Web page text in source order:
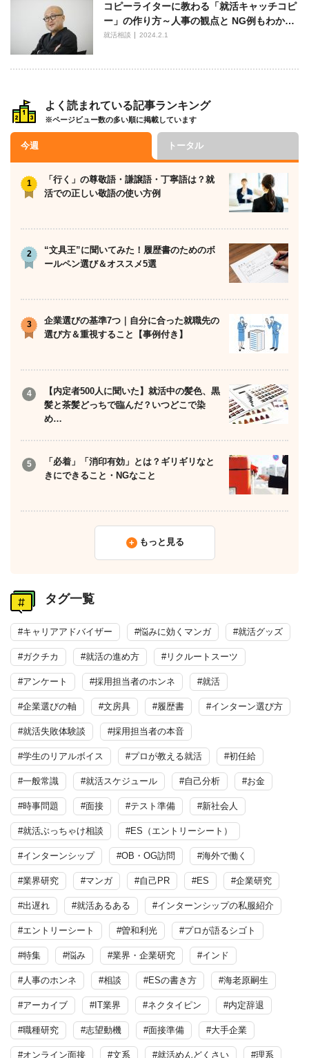
コピーライターに教わる「就活キャッチコピ
ー」の作り方～人事の観点と NG例もわか…
就活相談 2024.2.1
よく読まれている記事ランキング
※ページビュー数の多い順に掲載しています
今週 トータル
「行く」の尊敬語・謙譲語・丁寧語は？就
活での正しい敬語の使い方例
“文具王”に聞いてみた！履歴書のためのボ
ールペン選び＆オススメ5選
企業選びの基準7つ｜自分に合った就職先の
選び方＆重視すること【事例付き】
【内定者500人に聞いた】就活中の髪色、黒
髪と茶髪どっちで臨んだ？いつどこで染
め…
「必着」「消印有効」とは？ギリギリなと
きにできること・NGなこと
もっと見る
タグ一覧
#キャリアアドバイザー #悩みに効くマンガ #就活グッズ
#ガクチカ #就活の進め方 #リクルートスーツ
#アンケート #採用担当者のホンネ #就活
#企業選びの軸 #文房具 #履歴書 #インターン選び方
#就活失敗体験談 #採用担当者の本音
#学生のリアルボイス #プロが教える就活 #初任給
#一般常識 #就活スケジュール #自己分析 #お金
#時事問題 #面接 #テスト準備 #新社会人
#就活ぶっちゃけ相談 #ES（エントリーシート）
#インターンシップ #OB・OG訪問 #海外で働く
#業界研究 #マンガ #自己PR #ES #企業研究
#出遅れ #就活あるある #インターンシップの私服紹介
#エントリーシート #曽和利光 #プロが語るシゴト
#特集 #悩み #業界・企業研究 #インド
#人事のホンネ #相談 #ESの書き方 #海老原嗣生
#アーカイブ #IT業界 #ネクタイピン #内定辞退
#職種研究 #志望動機 #面接準備 #大手企業
#オンライン面接 #文系 #就活めんどくさい #理系